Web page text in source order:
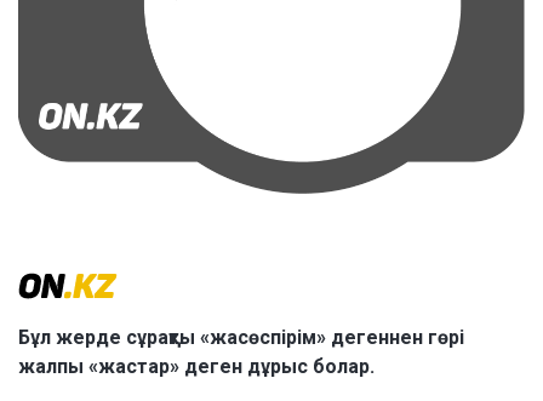
Бұл жерде сұрақты «жасөспірім» дегеннен гөрі
жалпы «жастар» деген дұрыс болар.